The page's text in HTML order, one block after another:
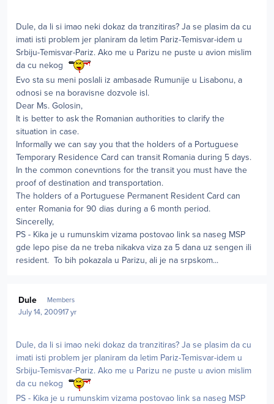
Dule, da li si imao neki dokaz da tranzitiras? Ja se plasim da cu
imati isti problem jer planiram da letim Pariz-Temisvar-idem u
Srbiju-Temisvar-Pariz. Ako me u Parizu ne puste u avion mislim
da cu nekog
Evo sta su meni poslali iz ambasade Rumunije u Lisabonu, a
odnosi se na boravisne dozvole isl.
Dear Ms. Golosin,
It is better to ask the Romanian authorities to clarify the
situation in case.
Informally we can say you that the holders of a Portuguese
Temporary Residence Card can transit Romania during 5 days.
In the common conevntions for the transit you must have the
proof of destination and transportation.
The holders of a Portuguese Permanent Resident Card can
enter Romania for 90 dias during a 6 month period.
Sincerelly,
PS - Kika je u rumunskim vizama postovao link sa naseg MSP
gde lepo pise da ne treba nikakva viza za 5 dana uz sengen ili
resident. To bih pokazala u Parizu, ali je na srpskom...
Dule Members
July 14, 200917 yr
Dule, da li si imao neki dokaz da tranzitiras? Ja se plasim da cu
imati isti problem jer planiram da letim Pariz-Temisvar-idem u
Srbiju-Temisvar-Pariz. Ako me u Parizu ne puste u avion mislim
da cu nekog
PS - Kika je u rumunskim vizama postovao link sa naseg MSP